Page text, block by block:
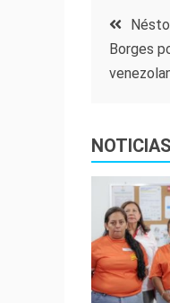
de
Borges